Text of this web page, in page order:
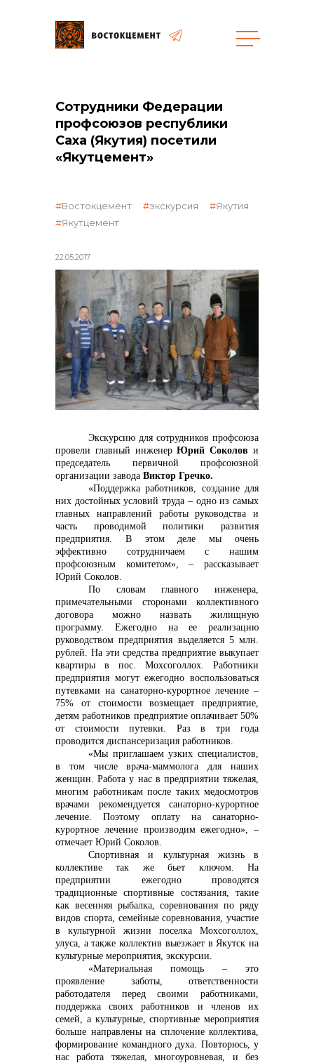
общая информация
объявленные закупки
реализация неликвидов
контакты отдела закупок
Контакты
+7 (423) 234 50 50
info@vostokcement.ru
Сотрудники Федерации
профсоюзов республики
Саха (Якутия) посетили
«Якутцемент»
22.05.2017
Востокцемент экскурсия
Якутия
Якутцемент
Экскурсию для сотрудников профсоюза
провели главный инженерЮрий Соколов и
председатель первичной профсоюзной
организации завода Виктор Гречко.
«Поддержка работников, создание для
них достойных условий труда – одно из самых
главных направлений работы руководства и
часть проводимой политики развития
предприятия. В этом деле мы очень
эффективно сотрудничаем с нашим
профсоюзным комитетом», – рассказывает
Юрий Соколов.
По словам главного инженера,
примечательными сторонами коллективного
договора можно назвать жилищную
программу. Ежегодно на ее реализацию
руководством предприятия выделяется 5 млн.
рублей. На эти средства предприятие выкупает
квартиры в пос. Мохсоголлох. Работники
предприятия могут ежегодно воспользоваться
путевками на санаторно-курортное лечение –
75% от стоимости возмещает предприятие,
детям работников предприятие оплачивает 50%
от стоимости путевки. Раз в три года
проводится диспансеризация работников.
«Мы приглашаем узких специалистов,
в том числе врача-маммолога для наших
женщин. Работа у нас в предприятии тяжелая,
многим работникам после таких медосмотров
врачами рекомендуется санаторно-курортное
лечение. Поэтому оплату на санаторно-
курортное лечение производим ежегодно», –
отмечает Юрий Соколов.
Спортивная и культурная жизнь в
коллективе так же бьет ключом. На
предприятии ежегодно проводятся
традиционные спортивные состязания, такие
как весенняя рыбалка, соревнования по ряду
видов спорта, семейные соревнования, участие
в культурной жизни поселка Мохсоголлох,
улуса, а также коллектив выезжает в Якутск на
культурные мероприятия, экскурсии.
«Материальная помощь – это
проявление заботы, ответственности
работодателя перед своими работниками,
поддержка своих работников и членов их
семей, а культурные, спортивные мероприятия
больше направлены на сплочение коллектива,
формирование командного духа. Повторюсь, у
нас работа тяжелая, многоуровневая, и без